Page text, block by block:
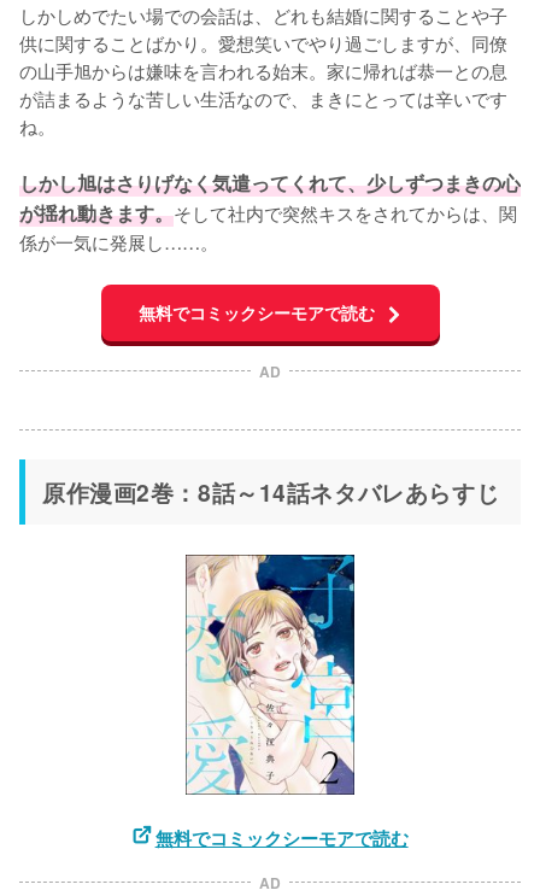
しかしめでたい場での会話は、どれも結婚に関することや子
供に関することばかり。愛想笑いでやり過ごしますが、同僚
の山手旭からは嫌味を言われる始末。家に帰れば恭一との息
が詰まるような苦しい生活なので、まきにとっては辛いです
ね。
しかし旭はさりげなく気遣ってくれて、少しずつまきの心
が揺れ動きます。そして社内で突然キスをされてからは、関
係が一気に発展し……。
無料でコミックシーモアで読む
AD
原作漫画2巻：8話～14話ネタバレあらすじ
無料でコミックシーモアで読む
AD